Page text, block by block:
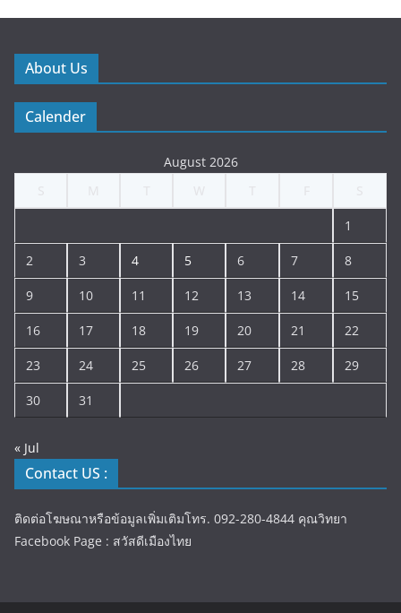
About Us
Calender
August 2026
1
2 3 4 5 6 7 8
9 10 11 12 13 14 15
16 17 18 19 20 21 22
23 24 25 26 27 28 29
30 31
« Jul
Contact US :
ติดต่อโฆษณาหรือข้อมูลเพิ่มเติมโทร. 092-280-4844 คุณวิทยา
Facebook Page : สวัสดีเมืองไทย